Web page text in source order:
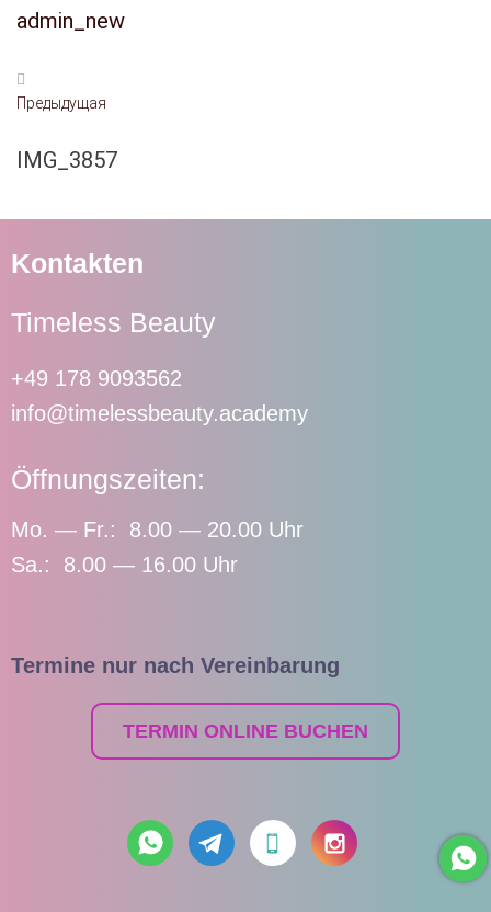
admin_new
Предыдущая
IMG_3857
Kontakten
Timeless Beauty
+49 178 9093562
info@timelessbeauty.academy
Öffnungszeiten:
Mo. — Fr.: 8.00 — 20.00 Uhr
Sa.: 8.00 — 16.00 Uhr
Termine nur nach Vereinbarung
TERMIN ONLINE BUCHEN